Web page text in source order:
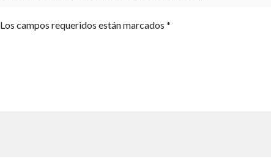
Los campos requeridos están marcados *